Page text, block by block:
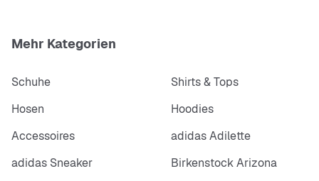
Mehr Kategorien
Schuhe
Shirts & Tops
Hosen
Hoodies
Accessoires
adidas Adilette
adidas Sneaker
Birkenstock Arizona